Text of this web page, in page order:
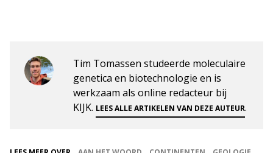
Tim Tomassen studeerde moleculaire
genetica en biotechnologie en is
werkzaam als online redacteur bij
KIJK. LEES ALLE ARTIKELEN VAN DEZE AUTEUR.